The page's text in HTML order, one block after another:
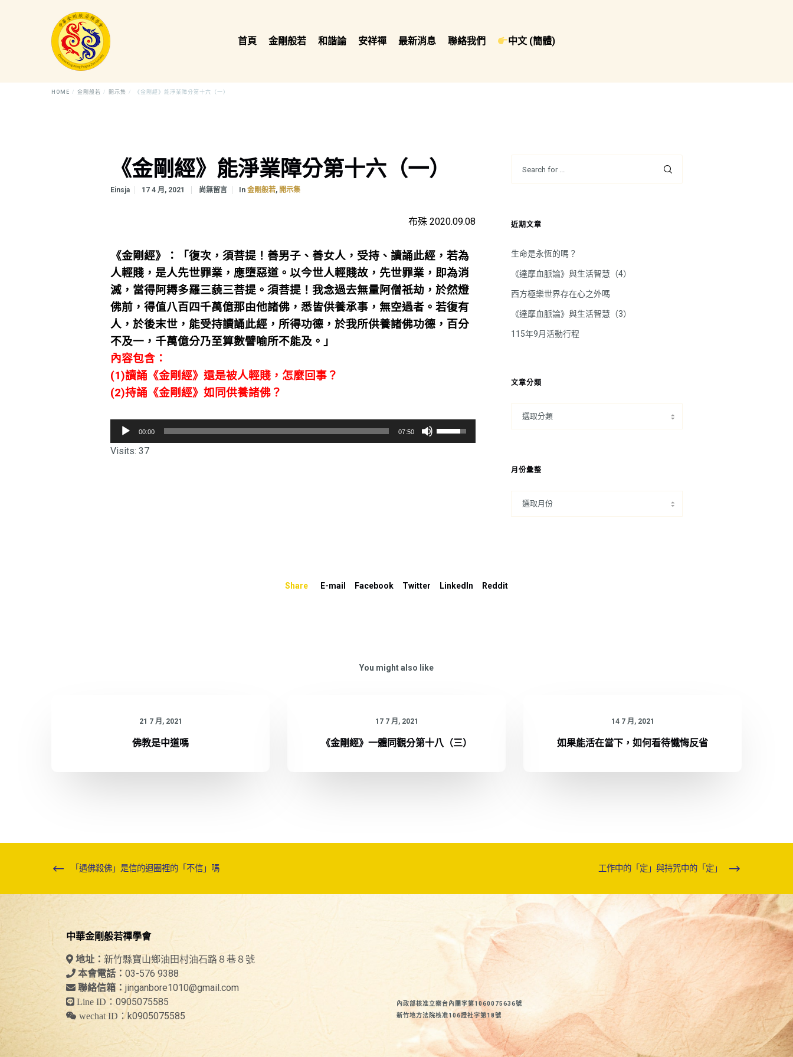
首頁 金剛般若 和諧論 安祥禪 最新消息 聯絡我們 中文 (簡體)
HOME 金剛般若 開示集 《金剛經》能淨業障分第十六（一）
《金剛經》能淨業障分第十六（一）
Einsja 17 4 月, 2021 尚無留言 In金剛般若, 開示集
布殊 2020.09.08
《金剛經》：「復次，須菩提！善男子、善女人，受持、讀誦此經，若為
人輕賤，是人先世罪業，應墮惡道。以今世人輕賤故，先世罪業，即為消
滅，當得阿耨多羅三藐三菩提。須菩提！我念過去無量阿僧祇劫，於然燈
佛前，得值八百四千萬億那由他諸佛，悉皆供養承事，無空過者。若復有
人，於後末世，能受持讀誦此經，所得功德，於我所供養諸佛功德，百分
不及一，千萬億分乃至算數譬喻所不能及。」
內容包含：
(1)讀誦《金剛經》還是被人輕賤，怎麼回事？
(2)持誦《金剛經》如同供養諸佛？
訊
00:00 07:50
使
用
或
Visits: 37
近期文章
生命是永恆的嗎？
《達摩血脈論》與生活智慧（4）
西方極樂世界存在心之外嗎
《達摩血脈論》與生活智慧（3）
115年9月活動行程
文章分類
月份彙整
Share E-mail Facebook Twitter LinkedIn Reddit
You might also like
21 7 月, 2021
佛教是中道嗎
17 7 月, 2021
《金剛經》一體同觀分第十八（三）
14 7 月, 2021
如果能活在當下，如何看待懺悔反省
「遇佛殺佛」是信的迴圈裡的「不信」嗎 工作中的「定」與持咒中的「定」
中華金剛般若禪學會
地址： 新竹縣寶山鄉油田村油石路８巷８號
本會電話： 03-576 9388
聯絡信箱： jinganbore1010@gmail.com
Line ID： 0905075585
wechat ID：k0905075585
內政部核准立案台內團字第1060075636號
新竹地方法院核准106證社字第18號